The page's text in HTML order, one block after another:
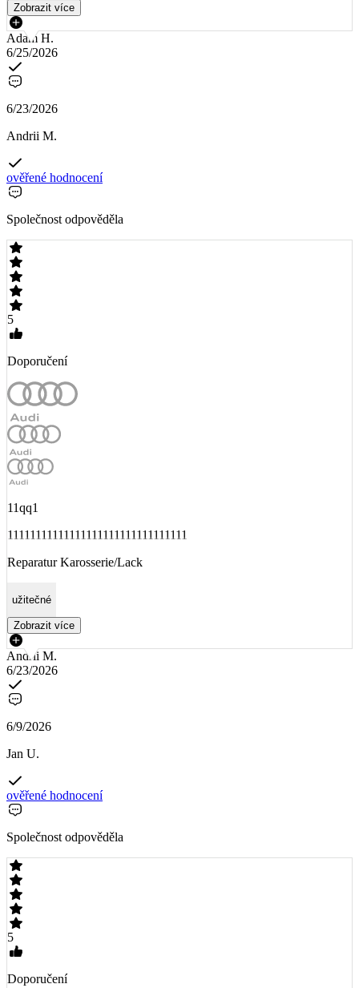
Zobrazit více
Adam H.
6/25/2026
6/23/2026
Andrii M.
ověřené hodnocení
Společnost odpověděla
5
Doporučení
11qq1
11111111111111111111111111111111
Reparatur Karosserie/Lack
užitečné
Zobrazit více
Andrii M.
6/23/2026
6/9/2026
Jan U.
ověřené hodnocení
Společnost odpověděla
5
Doporučení